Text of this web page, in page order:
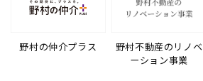
野村の仲介プラス
野村不動産のリノベ
ーション事業